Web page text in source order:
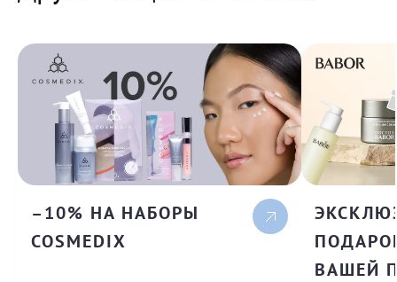
–10% НА НАБОРЫ
COSMEDIX
ВАШЕЙ